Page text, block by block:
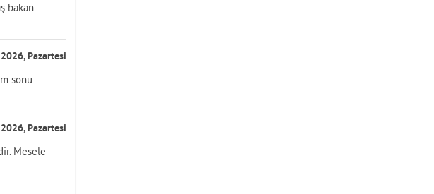
bakan
Pazartesi
sonu
Pazartesi
Mesele